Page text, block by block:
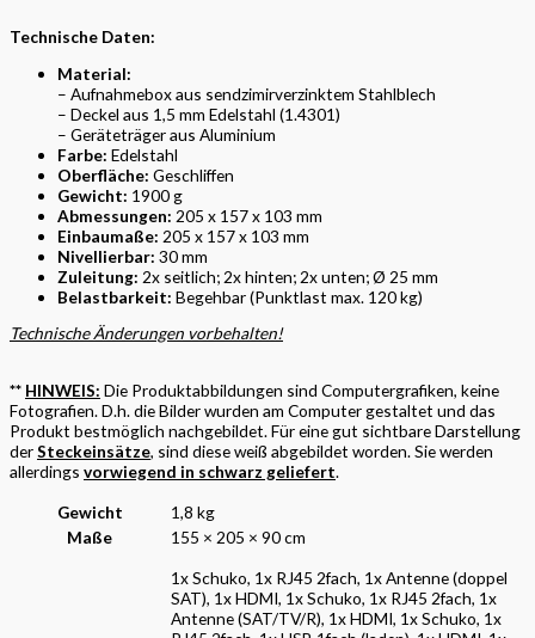
Technische Daten:
Material:
– Aufnahmebox aus sendzimirverzinktem Stahlblech
– Deckel aus 1,5 mm Edelstahl (1.4301)
– Geräteträger aus Aluminium
Farbe: Edelstahl
Oberfläche: Geschliffen
Gewicht: 1900 g
Abmessungen: 205 x 157 x 103 mm
Einbaumaße: 205 x 157 x 103 mm
Nivellierbar: 30 mm
Zuleitung: 2x seitlich; 2x hinten; 2x unten; Ø 25 mm
Belastbarkeit: Begehbar (Punktlast max. 120 kg)
Technische Änderungen vorbehalten!
** HINWEIS: Die Produktabbildungen sind Computergrafiken, keine
Fotografien. D.h. die Bilder wurden am Computer gestaltet und das
Produkt bestmöglich nachgebildet. Für eine gut sichtbare Darstellung
derSteckeinsätze, sind diese weiß abgebildet worden. Sie werden
allerdings vorwiegend in schwarz geliefert.
Gewicht
1,8 kg
Maße
155 × 205 × 90 cm
1x Schuko, 1x RJ45 2fach, 1x Antenne (doppel
SAT), 1x HDMI, 1x Schuko, 1x RJ45 2fach, 1x
Antenne (SAT/TV/R), 1x HDMI, 1x Schuko, 1x